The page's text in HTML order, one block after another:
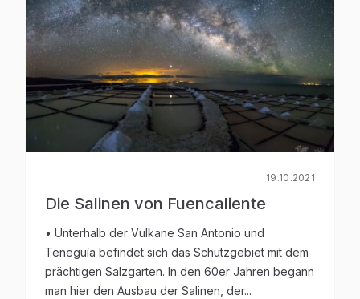
19.10.2021
Die Salinen von Fuencaliente
• Unterhalb der Vulkane San Antonio und
Teneguía befindet sich das Schutzgebiet mit dem
prächtigen Salzgarten. In den 60er Jahren begann
man hier den Ausbau der Salinen, der...